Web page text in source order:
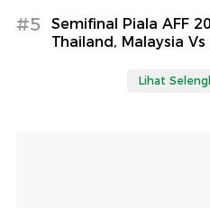
#5
Semifinal Piala AFF
Thailand, Malaysia
Lihat